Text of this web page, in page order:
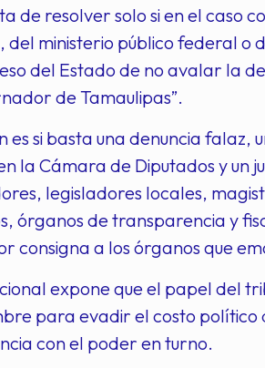
de resolver solo si en el caso
del ministerio público federal
del Estado de no avalar la
de Tamaulipas”.
es si basta una denuncia
la Cámara de Diputados y un
legisladores locales,
órganos de transparencia y
consigna a los órganos que
expone que el papel del
para evadir el costo político
con el poder en turno.